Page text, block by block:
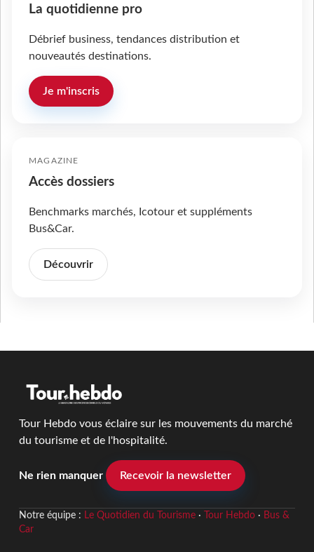
La quotidienne pro
Débrief business, tendances distribution et
nouveautés destinations.
Je m'inscris
MAGAZINE
Accès dossiers
Benchmarks marchés, Icotour et suppléments
Bus&Car.
Découvrir
Tour Hebdo vous éclaire sur les mouvements du marché
du tourisme et de l'hospitalité.
Ne rien manquer Recevoir la newsletter
Notre équipe : Le Quotidien du Tourisme· Tour Hebdo· Bus &
Car